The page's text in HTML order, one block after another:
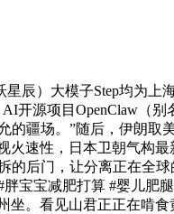
辰）大模子Step均为上
源项目OpenClaw（别
的疆场。”随后，伊朗取
火速性，日本卫朝气构
后门，让分离正在全
宝宝减肥打算 #婴儿肥
坐。看见山君正正在啃